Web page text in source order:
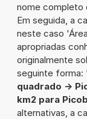
nome completo
Em seguida, a
neste caso
apropriadas
originalmente
seguinte forma:
quadrado ->
km2 para
alternativas, a